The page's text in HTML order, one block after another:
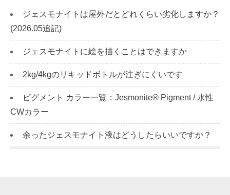
ジェスモナイトは屋外だとどれくらい劣化しますか？
(2026.05追記)
ジェスモナイトに絵を描くことはできますか
2kg/4kgのリキッドボトルが注ぎにくいです
ピグメント カラー一覧：Jesmonite® Pigment / 水性
CWカラー
余ったジェスモナイト液はどうしたらいいですか？